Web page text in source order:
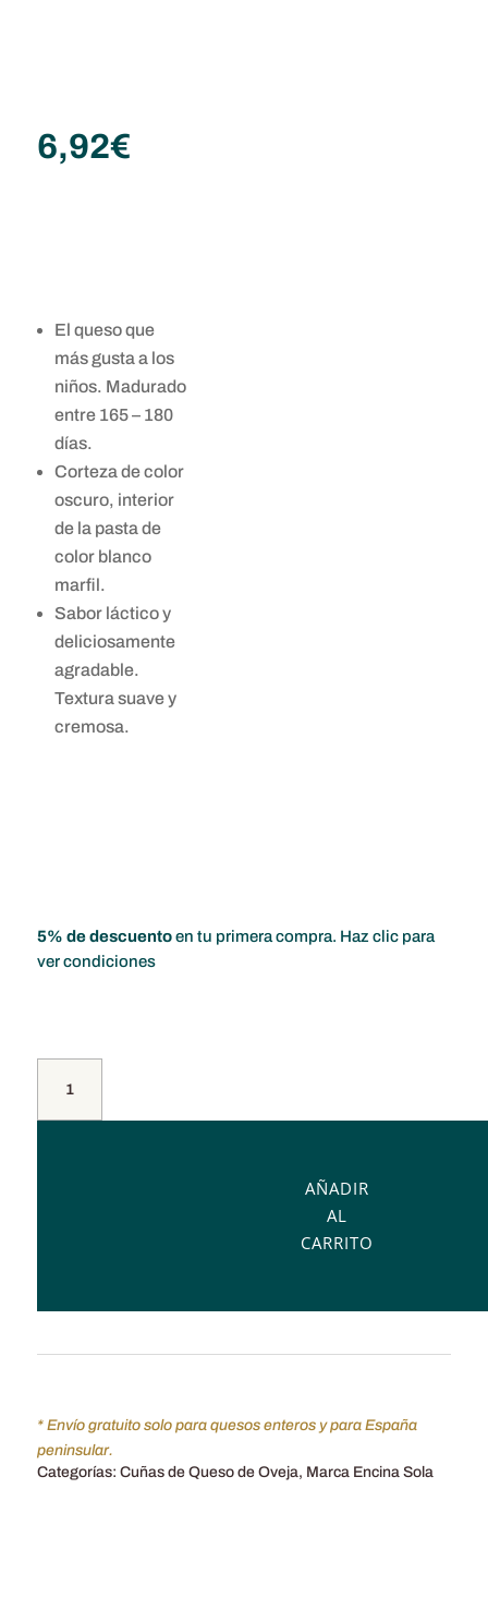
6,92€
El queso que
más gusta a los
niños. Madurado
entre 165 – 180
días.
Corteza de color
oscuro, interior
de la pasta de
color blanco
marfil.
Sabor láctico y
deliciosamente
agradable.
Textura suave y
cremosa.
5% de descuentoen tu primera compra. Haz clic para
ver condiciones
Queso
AÑADIR
AL
CARRITO
Categorías: Cuñas de Queso de Oveja, Marca Encina Sola
* Envío gratuito solo para quesos enteros y para España
peninsular.